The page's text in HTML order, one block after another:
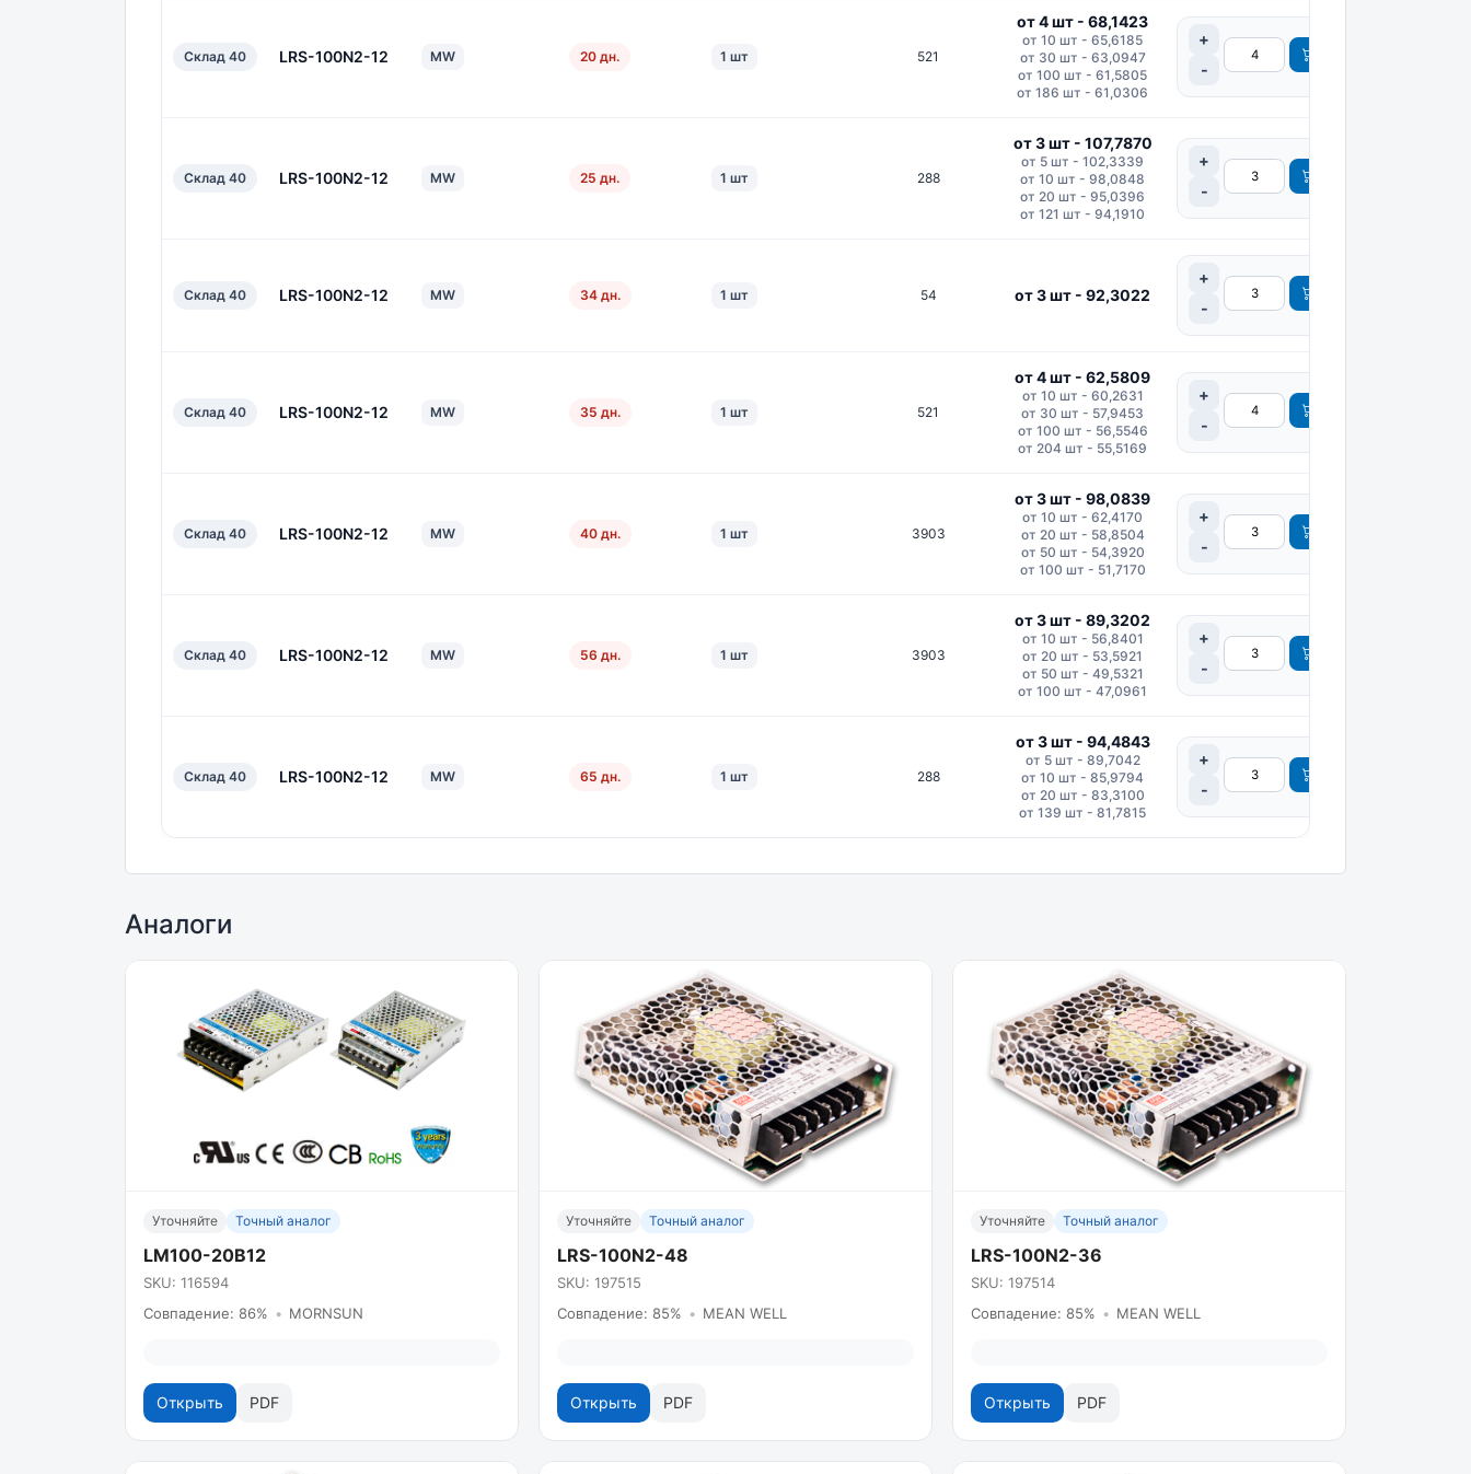
Склад 40 LRS-100N2-12 MW 20 дн. 1 шт 521
от 4 шт - 68,1423
от 10 шт - 65,6185
от 30 шт - 63,0947
от 100 шт - 61,5805
от 186 шт - 61,0306
Склад 40 LRS-100N2-12 MW 25 дн. 1 шт 288
от 3 шт - 107,7870
от 5 шт - 102,3339
от 10 шт - 98,0848
от 20 шт - 95,0396
от 121 шт - 94,1910
Склад 40 LRS-100N2-12 MW 34 дн. 1 шт 54 от 3 шт - 92,3022
Склад 40 LRS-100N2-12 MW 35 дн. 1 шт 521
от 4 шт - 62,5809
от 10 шт - 60,2631
от 30 шт - 57,9453
от 100 шт - 56,5546
от 204 шт - 55,5169
Склад 40 LRS-100N2-12 MW 40 дн. 1 шт 3903
от 3 шт - 98,0839
от 10 шт - 62,4170
от 20 шт - 58,8504
от 50 шт - 54,3920
от 100 шт - 51,7170
Склад 40 LRS-100N2-12 MW 56 дн. 1 шт 3903
от 3 шт - 89,3202
от 10 шт - 56,8401
от 20 шт - 53,5921
от 50 шт - 49,5321
от 100 шт - 47,0961
Склад 40 LRS-100N2-12 MW 65 дн. 1 шт 288
от 3 шт - 94,4843
от 5 шт - 89,7042
от 10 шт - 85,9794
от 20 шт - 83,3100
от 139 шт - 81,7815
Аналоги
Уточняйте Точный аналог
LM100-20B12
SKU: 116594
Совпадение: 86% • MORNSUN
Открыть PDF
Уточняйте Точный аналог
LRS-100N2-48
SKU: 197515
Совпадение: 85% • MEAN WELL
Открыть PDF
Уточняйте Точный аналог
LRS-100N2-36
SKU: 197514
Совпадение: 85% • MEAN WELL
Открыть PDF